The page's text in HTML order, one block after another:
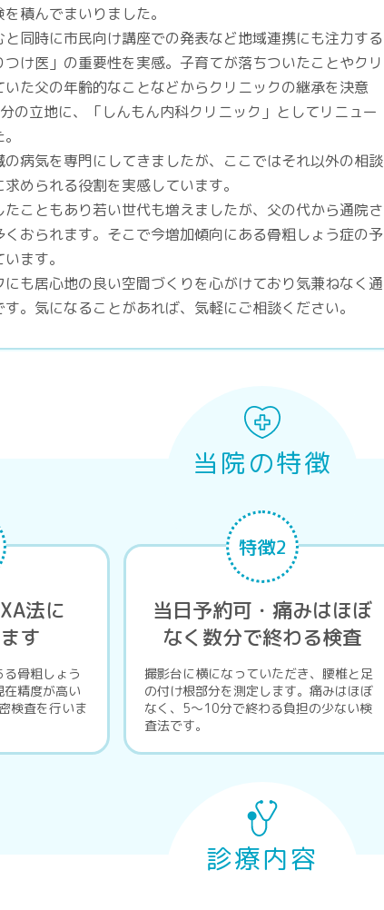
積んでまいりました。
同時に市民向け講座での発表など地域連携にも注力する
け医」の重要性を実感。子育てが落ちついたことやクリ
た父の年齢的なことなどからクリニックの継承を決意
の立地に、「しんもん内科クリニック」としてリニュー
病気を専門にしてきましたが、ここではそれ以外の相談
められる役割を実感しています。
こともあり若い世代も増えましたが、父の代から通院さ
おられます。そこで今増加傾向にある骨粗しょう症の予
ます。
も居心地の良い空間づくりを心がけており気兼ねなく通
。気になることがあれば、気軽にご相談ください。
当院の特徴
法に
す
骨粗しょう
精度が高い
検査を行いま
特徴2
当日予約可・痛みはほぼ
なく数分で終わる検査
撮影台に横になっていただき、腰椎と足
の付け根部分を測定します。痛みはほぼ
なく、5～10分で終わる負担の少ない検
査法です。
診療内容